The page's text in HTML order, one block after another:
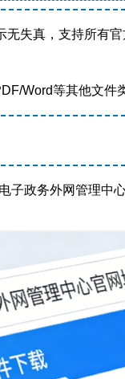
无失真，支持所有
Word等其他文件
子政务外网管理中